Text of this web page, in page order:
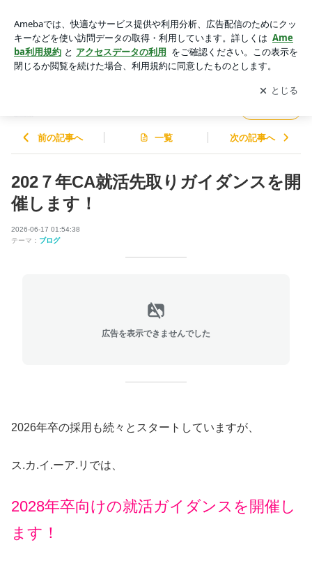
hool (ス.カ.イ.ーア.リ)のブログ
アプリをダウンロードして ブログの更新通知
を受け取りまし
ょう。
開く
前の記事へ 一覧 次の記事へ
202７年CA就活先取りガイダンスを開
催します！
2026-06-17 01:54:38
テーマ： ブログ
広告を表示できませんでした
2026年卒の採用も続々とスタートしていますが、
ス.カ.イ.ーア.リでは、
2028年卒向けの就活ガイダンスを開催し
ます！